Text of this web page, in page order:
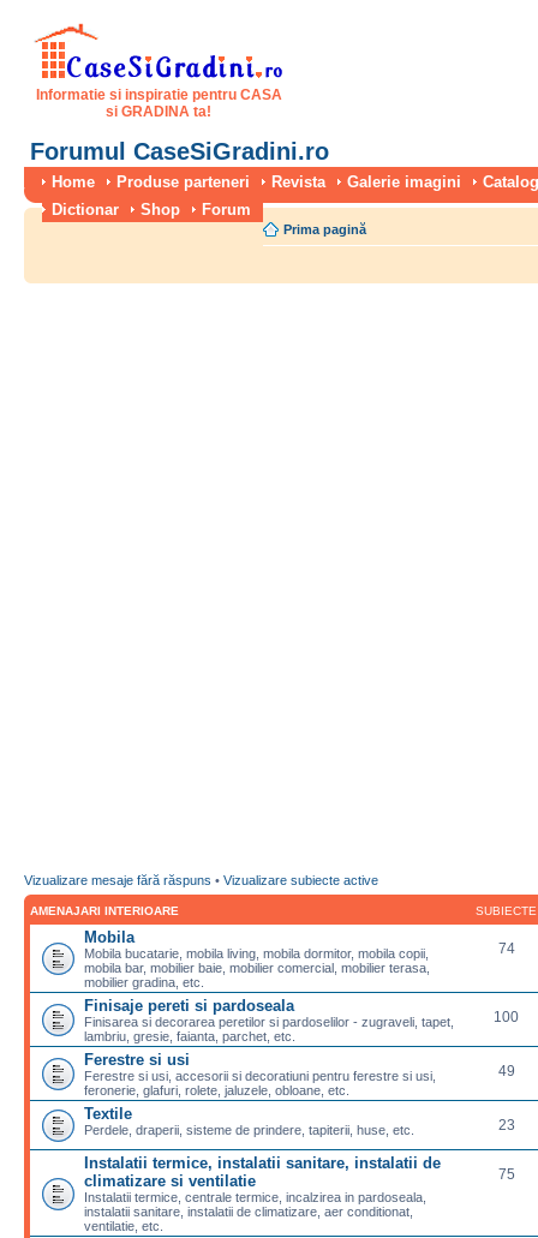
Informatie si inspiratie pentru CASA
si GRADINA ta!
Forumul CaseSiGradini.ro
Home Produse parteneri Revista Galerie imagini
Dictionar
Shop Forum
Prima pagină
Vizualizare mesaje fără răspuns • Vizualizare subiecte active
AMENAJARI INTERIOARE SUBIECTE
Mobila
Mobila bucatarie, mobila living, mobila dormitor, mobila copii,
mobila bar, mobilier baie, mobilier comercial, mobilier terasa,
mobilier gradina, etc.
74
Finisaje pereti si pardoseala
Finisarea si decorarea peretilor si pardoselilor - zugraveli, tapet,
lambriu, gresie, faianta, parchet, etc.
100
Ferestre si usi
Ferestre si usi, accesorii si decoratiuni pentru ferestre si usi,
feronerie, glafuri, rolete, jaluzele, obloane, etc.
49
Textile
Perdele, draperii, sisteme de prindere, tapiterii, huse, etc. 23
Instalatii termice, instalatii sanitare, instalatii de
climatizare si ventilatie
Instalatii termice, centrale termice, incalzirea in pardoseala,
instalatii sanitare, instalatii de climatizare, aer conditionat,
ventilatie, etc.
75